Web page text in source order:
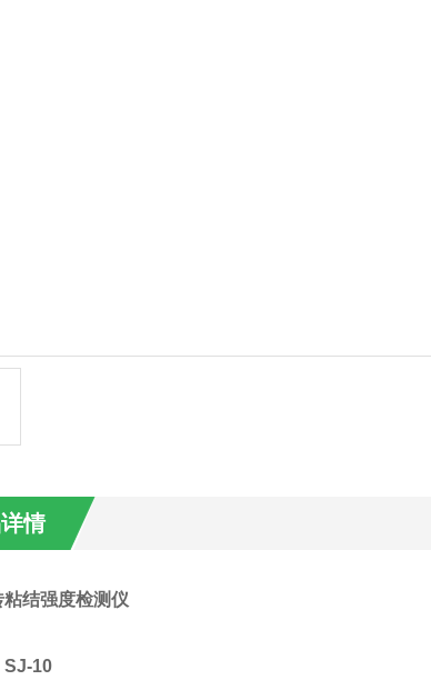
情
粘结强度检测仪
SJ-10